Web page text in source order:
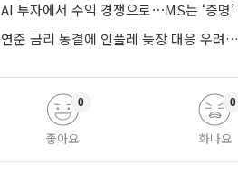
AI 투자에서 수익 경쟁으로⋯MS는 ‘증명’
연준 금리 동결에 인플레 늦장 대응 우려
좋아요
0
화나요
0